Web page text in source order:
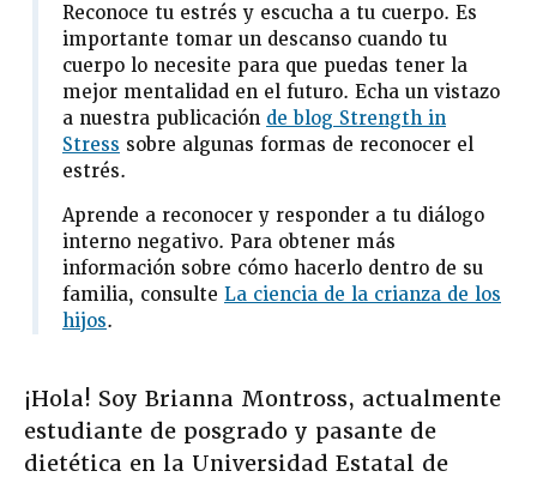
Reconoce tu estrés y escucha a tu cuerpo. Es
importante tomar un descanso cuando tu
cuerpo lo necesite para que puedas tener la
mejor mentalidad en el futuro. Echa un vistazo
a nuestra publicación de blog Strength in
Stress sobre algunas formas de reconocer el
estrés.
Aprende a reconocer y responder a tu diálogo
interno negativo. Para obtener más
información sobre cómo hacerlo dentro de su
familia, consulte La ciencia de la crianza de los
hijos.
¡Hola! Soy Brianna Montross, actualmente
estudiante de posgrado y pasante de
dietética en la Universidad Estatal de